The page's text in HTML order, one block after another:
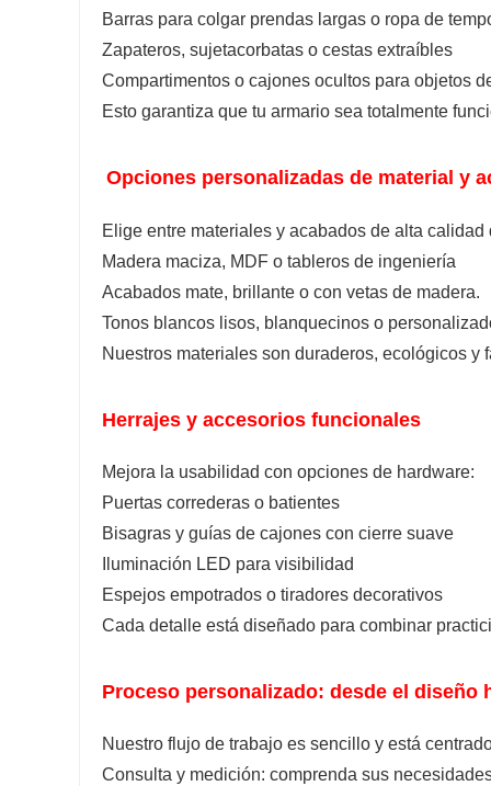
Barras para colgar prendas largas o ropa de
Zapateros, sujetacorbatas o cestas extraíbles
Compartimentos o cajones ocultos para objetos
Esto garantiza que tu armario sea totalmente
Opciones personalizadas de material y
Elige entre materiales y acabados de alta
Madera maciza, MDF o tableros de ingeniería
Acabados mate, brillante o con vetas de madera.
Tonos blancos lisos, blanquecinos o
Nuestros materiales son duraderos, ecológicos y
Herrajes y accesorios funcionales
Mejora la usabilidad con opciones de hardware:
Puertas correderas o batientes
Bisagras y guías de cajones con cierre suave
Iluminación LED para visibilidad
Espejos empotrados o tiradores decorativos
Cada detalle está diseñado para combinar
Proceso personalizado: desde el diseño
Nuestro flujo de trabajo es sencillo y está
Consulta y medición: comprenda sus